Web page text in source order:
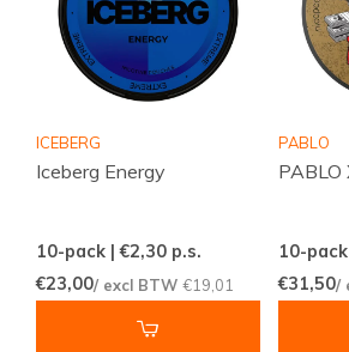
ICEBERG
Iceberg Energy
10-pack | €2,30 p.s.
€23,00/ excl BTW €19,01
PABLO
PABLO
10-
€31,50/